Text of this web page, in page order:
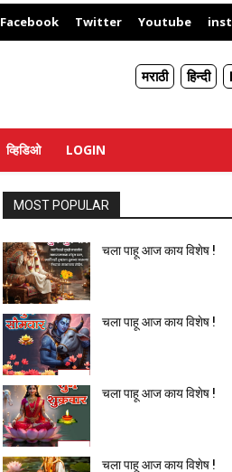
Facebook Twitter Youtube
मराठी हिन्दी
व्हिडिओ LOGIN
MOST POPULAR
चला पाहू आज काय विशेष !
चला पाहू आज काय विशेष !
चला पाहू आज काय विशेष !
चला पाहू आज काय विशेष !